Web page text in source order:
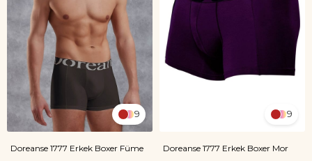
9
Doreanse 1777 Erkek Boxer Füme
9
Doreanse 1777 Erkek Boxer Mor